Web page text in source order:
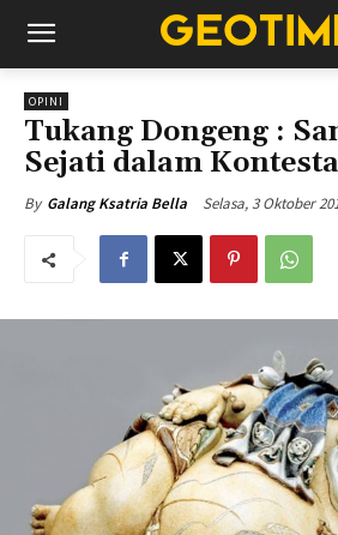
OPINI
Tukang Dongeng :
Sejati dalam
By Galang Ksatria Bella Selasa, 3 Oktober